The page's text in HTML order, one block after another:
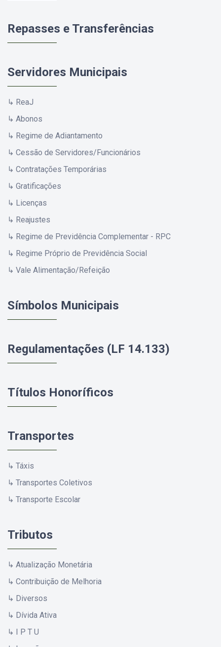
Repasses e Transferências
Servidores Municipais
↳ ReaJ
↳ Abonos
↳ Regime de Adiantamento
↳ Cessão de Servidores/Funcionários
↳ Contratações Temporárias
↳ Gratificações
↳ Licenças
↳ Reajustes
↳ Regime de Previdência Complementar - RPC
↳ Regime Próprio de Previdência Social
↳ Vale Alimentação/Refeição
Símbolos Municipais
Regulamentações (LF 14.133)
Títulos Honoríficos
Transportes
↳ Táxis
↳ Transportes Coletivos
↳ Transporte Escolar
Tributos
↳ Atualização Monetária
↳ Contribuição de Melhoria
↳ Diversos
↳ Dívida Ativa
↳ I P T U